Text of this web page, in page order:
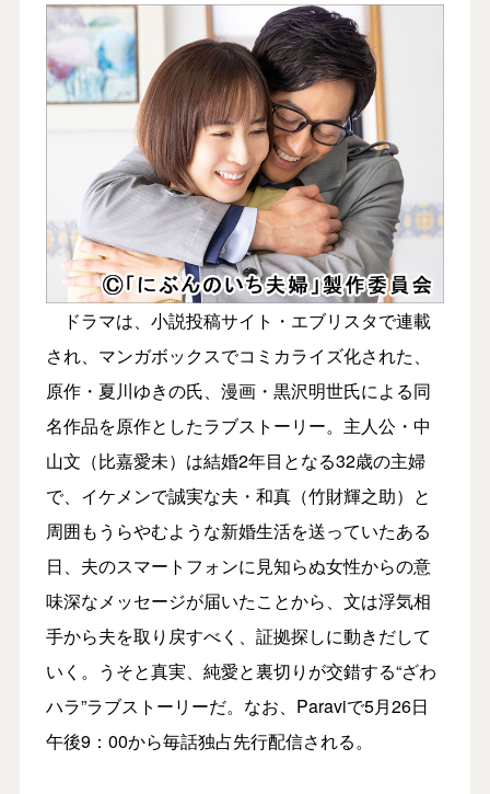
ドラマは、小説投稿サイト・エブリスタで連載
され、マンガボックスでコミカライズ化された、
原作・夏川ゆきの氏、漫画・黒沢明世氏による同
名作品を原作としたラブストーリー。主人公・中
山文（比嘉愛未）は結婚2年目となる32歳の主婦
で、イケメンで誠実な夫・和真（竹財輝之助）と
周囲もうらやむような新婚生活を送っていたある
日、夫のスマートフォンに見知らぬ女性からの意
味深なメッセージが届いたことから、文は浮気相
手から夫を取り戻すべく、証拠探しに動きだして
いく。うそと真実、純愛と裏切りが交錯する“ざわ
ハラ”ラブストーリーだ。なお、Paraviで5月26日
午後9：00から毎話独占先行配信される。